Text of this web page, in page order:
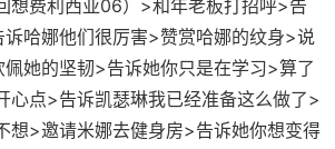
想费利西亚06）>和年老板打招呼>告
哈娜他们很厉害>赞赏哈娜的纹身>说
她的坚韧>告诉她你只是在学习>算了
心点>告诉凯瑟琳我已经准备这么做了>
想>邀请米娜去健身房>告诉她你想变得